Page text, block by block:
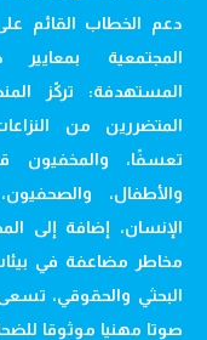
دعم الخطاب القائم
المجتمعية
المستهدفة: تركّز
المتضررين من
تعسفًا، والمخفيون
والأطفال،
الإنسان، إضافة إلى
مخاطر مضاعفة في
البحثي والحقوقي،
صوتا مهنيا موثوقا